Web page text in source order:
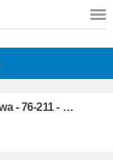
Sommerhus - 34 personer - Ul. Jesionowa - 76-211 - Debina